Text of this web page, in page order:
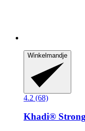
Winkelmandje
4.2 (68)
Khadi®